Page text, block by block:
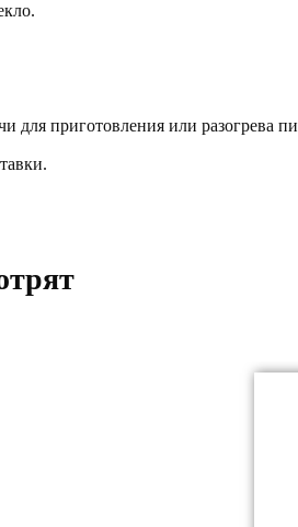
для приготовления или разогрева